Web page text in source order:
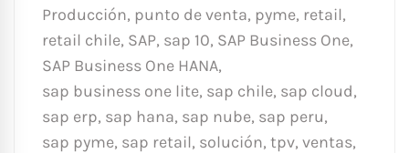
Producción, punto de venta, pyme, retail,
retail chile, SAP, sap 10, SAP Business One,
SAP Business One HANA,
sap business one lite, sap chile, sap cloud,
sap erp, sap hana, sap nube, sap peru,
sap pyme, sap retail, solución, tpv, ventas,